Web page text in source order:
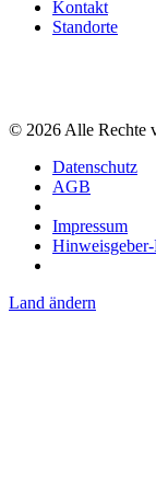
Kontakt
Standorte
© 2026 Alle Rechte
Datenschutz
AGB
Impressum
Land ändern